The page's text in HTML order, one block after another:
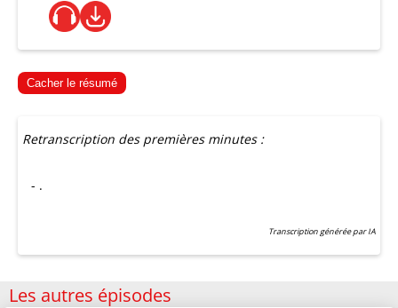
Cacher le résumé
Retranscription des premières minutes :
- .
Transcription générée par IA
Les autres épisodes